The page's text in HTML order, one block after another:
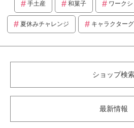
手土産 和菓子 ワーク
夏休みチャレンジ キャラクター
ショップ検
最新情報